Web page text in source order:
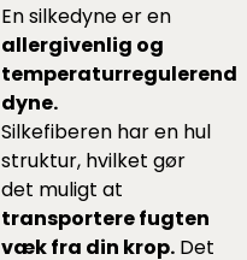
En silkedyne er en
allergivenlig og
dyne.
Silkefiberen har en hul
struktur, hvilket gør
det muligt at
transportere fugten
væk fra din krop. Det